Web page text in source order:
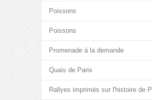
Poissons
Poissons
Promenade à la demande
Quais de Paris
Rallyes imprimés sur l'histoire de